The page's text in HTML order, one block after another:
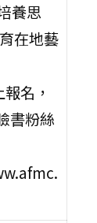
養思
在地藝
名，
書粉絲